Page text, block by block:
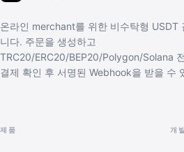
온라인 merchant를 위한 비수탁형 USDT
니다. 주문을 생성하고
TRC20/ERC20/BEP20/Polygon/Solana
결제 확인 후 서명된 Webhook을 받을 수
제품 개